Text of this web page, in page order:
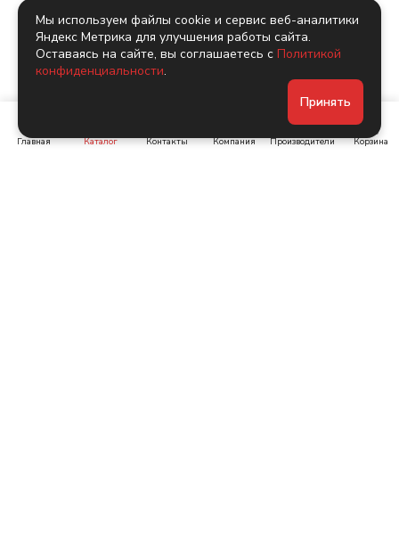
Главная Каталог Контакты Компания Производители Корзина
Мы используем файлы cookie и сервис веб-аналитики
Яндекс Метрика для улучшения работы сайта.
Оставаясь на сайте, вы соглашаетесь с Политикой
конфиденциальности.
Принять